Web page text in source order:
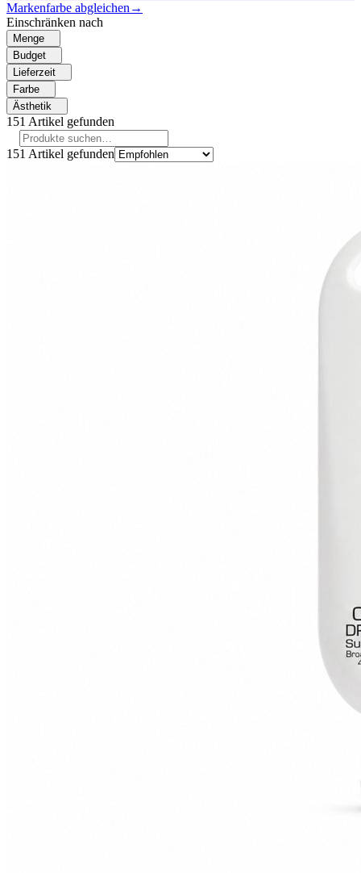
Markenfarbe abgleichen →
Einschränken nach
Menge
Budget
Lieferzeit
Farbe
Ästhetik
151 Artikel gefunden
151 Artikel gefunden